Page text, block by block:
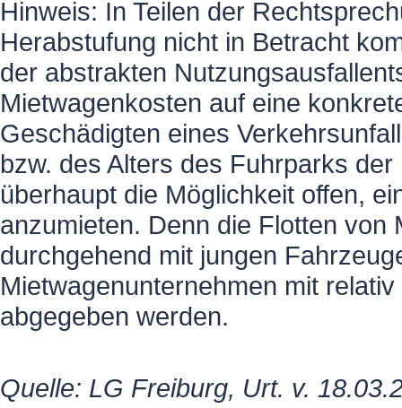
Hinweis: In Teilen der
Herabstufung nicht in Betracht
der abstrakten
Mietwagenkosten auf eine
Geschädigten eines
bzw. des Alters des Fuhrparks
überhaupt die Möglichkeit offen,
anzumieten. Denn die Flotten
durchgehend mit jungen
Mietwagenunternehmen mit
abgegeben werden.
Quelle: LG Freiburg, Urt. v.